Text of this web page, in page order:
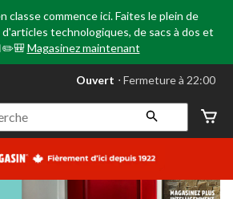
classe commence ici. Faites le plein de
technologiques, de sacs à dos et
Magasinez maintenant
votre
préféré
Leduc,
AB,
courament
Fermeture
Ouvert ⋅ Fermeture à 22:00